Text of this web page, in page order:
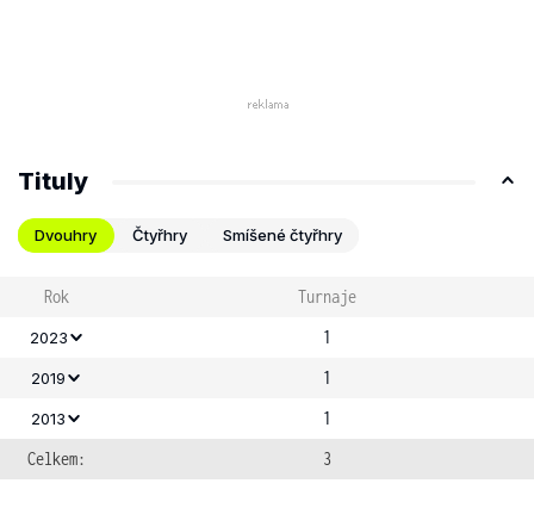
Tituly
Dvouhry Čtyřhry Smíšené čtyřhry
Rok Turnaje
2023 1
2019 1
2013
1
Celkem:
3